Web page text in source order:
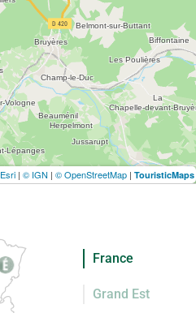
Esri | © IGN | © OpenStreetMap | TouristicMaps
France
Grand Est